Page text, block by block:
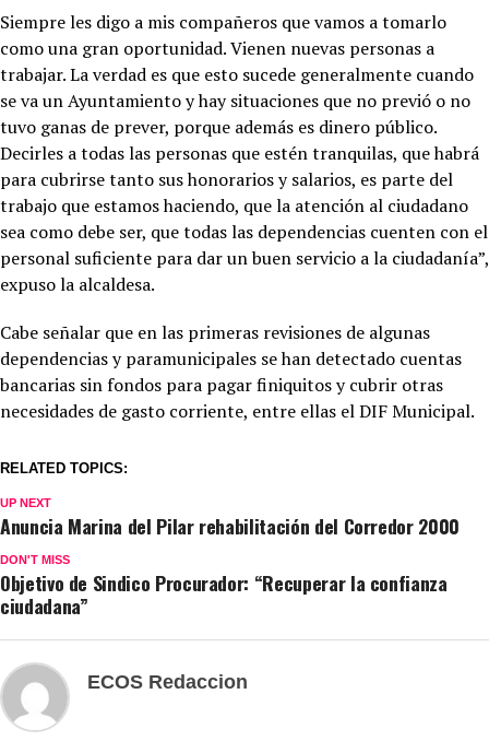
Siempre les digo a mis compañeros que vamos a tomarlo
como una gran oportunidad. Vienen nuevas personas a
trabajar. La verdad es que esto sucede generalmente cuando
se va un Ayuntamiento y hay situaciones que no previó o no
tuvo ganas de prever, porque además es dinero público.
Decirles a todas las personas que estén tranquilas, que habrá
para cubrirse tanto sus honorarios y salarios, es parte del
trabajo que estamos haciendo, que la atención al ciudadano
sea como debe ser, que todas las dependencias cuenten con el
personal suficiente para dar un buen servicio a la ciudadanía”,
expuso la alcaldesa.
Cabe señalar que en las primeras revisiones de algunas
dependencias y paramunicipales se han detectado cuentas
bancarias sin fondos para pagar finiquitos y cubrir otras
necesidades de gasto corriente, entre ellas el DIF Municipal.
RELATED TOPICS:
UP NEXT
Anuncia Marina del Pilar rehabilitación del Corredor 2000
DON'T MISS
Objetivo de Sindico Procurador: “Recuperar la confianza
ciudadana”
ECOS Redaccion